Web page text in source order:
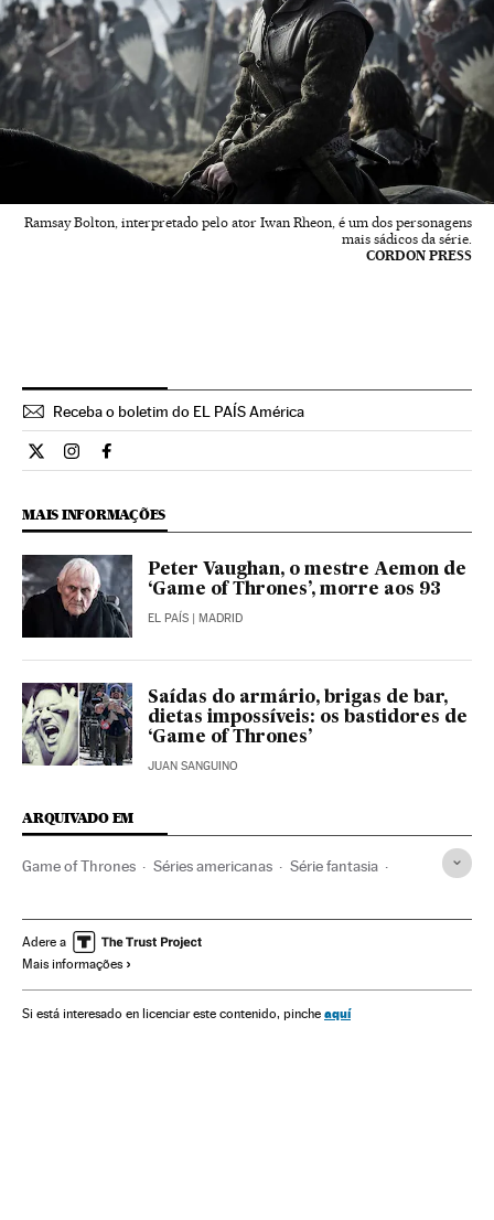
Ramsay Bolton, interpretado pelo ator Iwan Rheon, é um dos personagens
mais sádicos da série.
CORDON PRESS
Receba o boletim do EL PAÍS América
Cultura El País Brasil en Twitter
Cultura El País Brasil en Instagram
Cultura El País Brasil en Facebook
MAIS INFORMAÇÕES
Peter Vaughan, o mestre Aemon de
‘Game of Thrones’, morre aos 93
EL PAÍS | MADRID
Saídas do armário, brigas de bar,
dietas impossíveis: os bastidores de
‘Game of Thrones’
JUAN SANGUINO
ARQUIVADO EM
Game of Thrones Séries americanas Série fantasia
Gente Programação Televisão
Comunicação
Adere a
Mais informações
Si está interesado en licenciar este contenido, pinche aquí